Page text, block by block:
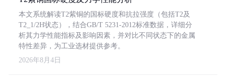
本文系统解读T2紫铜的国标硬度和抗拉强度（包括T2及
T2_1/2H状态），结合GB/T 5231-2012标准数据，详细分
析其力学性能指标及影响因素，并对比不同状态下的金属
特性差异，为工业选材提供参考。
2026年8月4日